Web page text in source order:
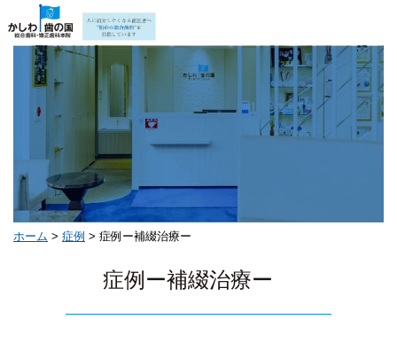
ホーム > 症例 > 症例ー補綴治療ー
症例ー補綴治療ー